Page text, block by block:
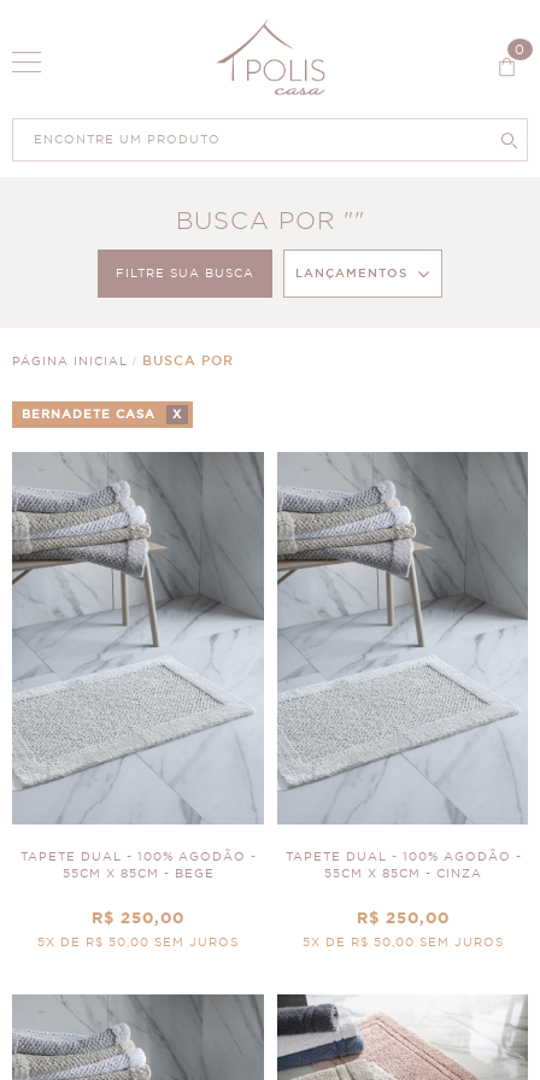
0
BUSCA POR ""
FILTRE SUA BUSCA LANÇAMENTOS
PÁGINA INICIAL BUSCA POR
BERNADETE CASA X
TAPETE DUAL - 100% AGODÃO -
55CM X 85CM - BEGE
R$ 250,00
5X DE R$ 50,00 SEM JUROS
TAPETE DUAL - 100% AGODÃO -
55CM X 85CM - CINZA
R$ 250,00
5X DE R$ 50,00 SEM JUROS